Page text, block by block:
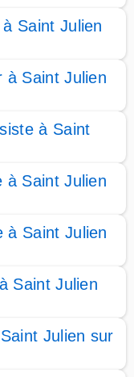
Saint Julien
à Saint Julien
à Saint
à Saint Julien
à Saint Julien
Saint Julien
Julien sur